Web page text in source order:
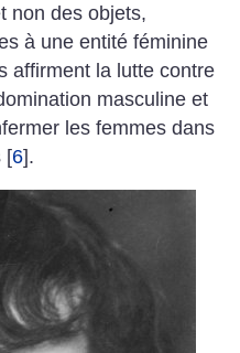
non des objets,
à une entité féminine
affirment la lutte contre
masculine et
les femmes dans
[6].